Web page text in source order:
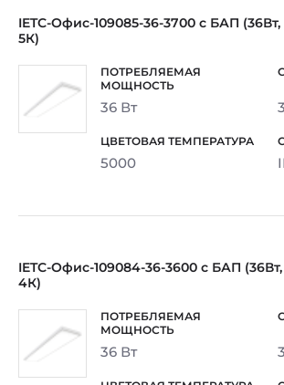
IETC-Офис-109085-36-3700 с БАП
5К)
36 Вт
5000
IETC-Офис-109084-36-3600 с БАП
4К)
36 Вт